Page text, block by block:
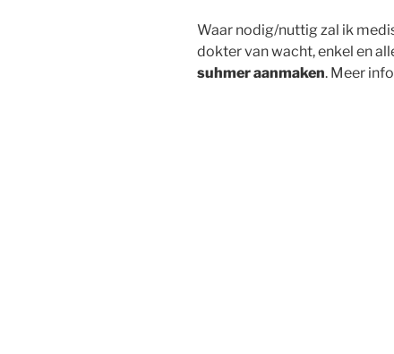
Waar nodig/nuttig zal ik
dokter van wacht, enkel en
suhmer aanmaken. Meer